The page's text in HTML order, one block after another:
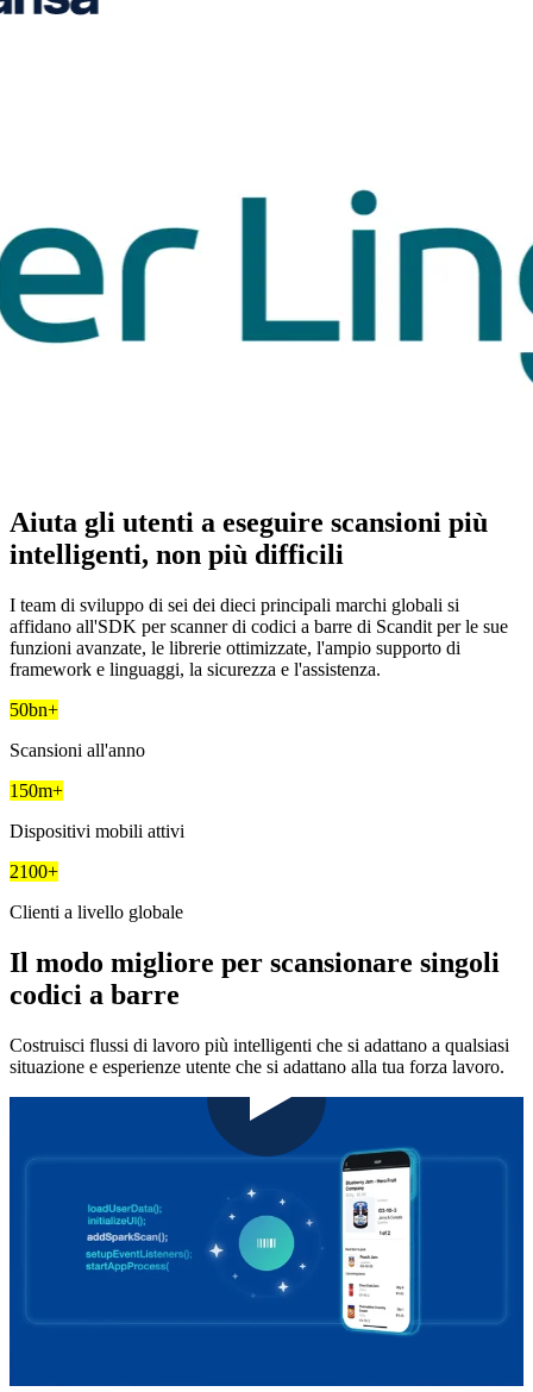
Aiuta gli utenti a eseguire scansioni più
intelligenti, non più difficili
I team di sviluppo di sei dei dieci principali marchi globali si
affidano all'SDK per scanner di codici a barre di Scandit per le sue
funzioni avanzate, le librerie ottimizzate, l'ampio supporto di
framework e linguaggi, la sicurezza e l'assistenza.
50bn+
Scansioni all'anno
150m+
Dispositivi mobili attivi
2100+
Clienti a livello globale
Il modo migliore per scansionare singoli
codici a barre
Costruisci flussi di lavoro più intelligenti che si adattano a qualsiasi
situazione e esperienze utente che si adattano alla tua forza lavoro.